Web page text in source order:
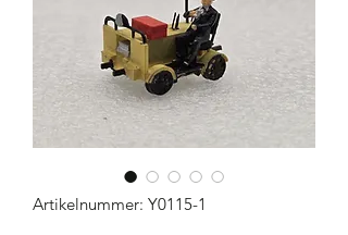
Artikelnummer: Y0115-1